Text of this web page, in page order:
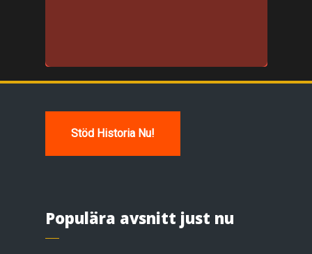
Stöd Historia Nu!
Populära avsnitt just nu